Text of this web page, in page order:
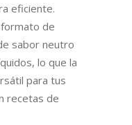
eficiente.
de
sabor neutro
lo que la
para tus
recetas de